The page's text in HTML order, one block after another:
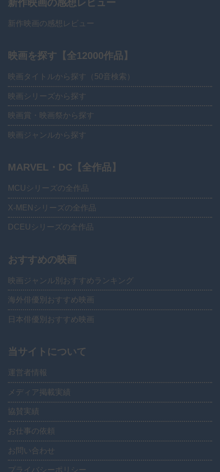
新作映画の感想レビュー
新作映画の感想レビュー
映画を探す【全12000作品】
映画タイトルから探す（50音検索）
映画シリーズから探す
映画賞・映画祭から探す
映画ジャンルから探す
MARVEL・DC【全作品】
MCUシリーズの全作品
X-MENシリーズの全作品
DCEUシリーズの全作品
おすすめの映画
映画ジャンル別おすすめランキング
海外俳優別おすすめ映画
日本俳優別おすすめ映画
当サイトについて
運営者情報
メディア掲載実績
協賛実績
お仕事の依頼
お問い合わせ
プライバシーポリシー